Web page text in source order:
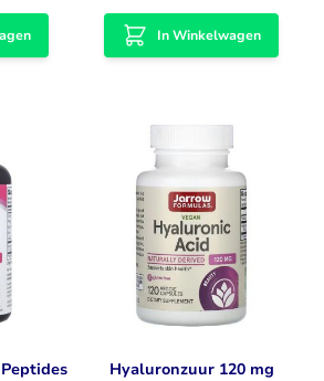
In Winkelwagen
Hyaluronzuur 120 mg